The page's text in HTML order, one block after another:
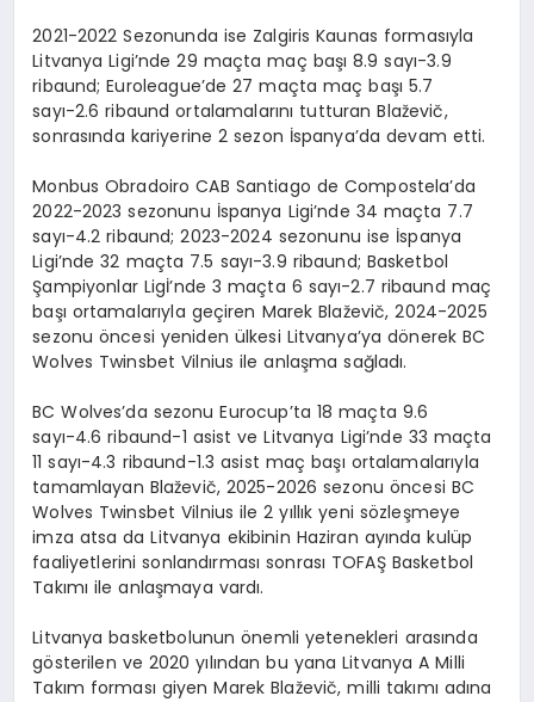
2021-2022 Sezonunda ise Zalgiris Kaunas formasıyla
Litvanya Ligi’nde 29 maçta maç başı 8.9 sayı-3.9
ribaund; Euroleague’de 27 maçta maç başı 5.7
sayı-2.6 ribaund ortalamalarını tutturan Blaževič,
sonrasında kariyerine 2 sezon İspanya’da devam etti.
Monbus Obradoiro CAB Santiago de Compostela’da
2022-2023 sezonunu İspanya Ligi’nde 34 maçta 7.7
sayı-4.2 ribaund; 2023-2024 sezonunu ise İspanya
Ligi’nde 32 maçta 7.5 sayı-3.9 ribaund; Basketbol
Şampiyonlar Ligİ’nde 3 maçta 6 sayı-2.7 ribaund maç
başı ortamalarıyla geçiren Marek Blaževič, 2024-2025
sezonu öncesi yeniden ülkesi Litvanya’ya dönerek BC
Wolves Twinsbet Vilnius ile anlaşma sağladı.
BC Wolves’da sezonu Eurocup’ta 18 maçta 9.6
sayı-4.6 ribaund-1 asist ve Litvanya Ligi’nde 33 maçta
11 sayı-4.3 ribaund-1.3 asist maç başı ortalamalarıyla
tamamlayan Blaževič, 2025-2026 sezonu öncesi BC
Wolves Twinsbet Vilnius ile 2 yıllık yeni sözleşmeye
imza atsa da Litvanya ekibinin Haziran ayında kulüp
faaliyetlerini sonlandırması sonrası TOFAŞ Basketbol
Takımı ile anlaşmaya vardı.
Litvanya basketbolunun önemli yetenekleri arasında
gösterilen ve 2020 yılından bu yana Litvanya A Milli
Takım forması giyen Marek Blaževič, milli takımı adına